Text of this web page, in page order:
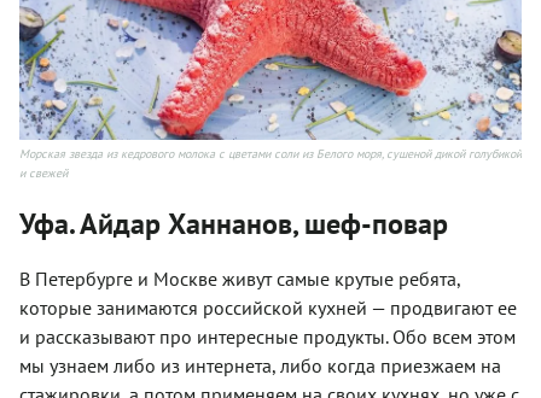
Морская звезда из кедрового молока с цветами соли из Белого моря, сушеной дикой голубикой
и свежей
Уфа. Айдар Ханнанов, шеф-повар
В Петербурге и Москве живут самые крутые ребята,
которые занимаются российской кухней — продвигают ее
и рассказывают про интересные продукты. Обо всем этом
мы узнаем либо из интернета, либо когда приезжаем на